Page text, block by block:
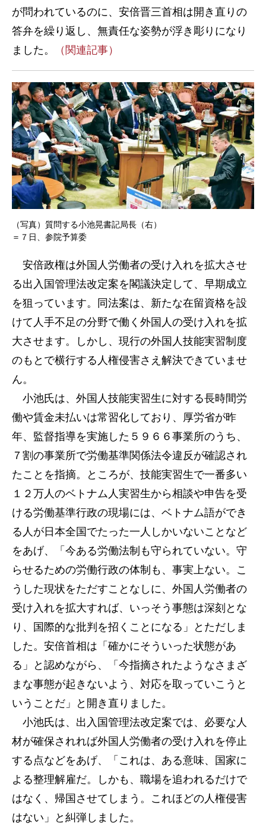
が問われているのに、安倍晋三首相は開き直りの
答弁を繰り返し、無責任な姿勢が浮き彫りになり
ました。
（関連記事）
（写真）質問する小池晃書記局長（右）
＝７日、参院予算委
安倍政権は外国人労働者の受け入れを拡大させ
る出入国管理法改定案を閣議決定して、早期成立
を狙っています。同法案は、新たな在留資格を設
けて人手不足の分野で働く外国人の受け入れを拡
大させます。しかし、現行の外国人技能実習制度
のもとで横行する人権侵害さえ解決できていませ
ん。
小池氏は、外国人技能実習生に対する長時間労
働や賃金未払いは常習化しており、厚労省が昨
年、監督指導を実施した５９６６事業所のうち、
７割の事業所で労働基準関係法令違反が確認され
たことを指摘。ところが、技能実習生で一番多い
１２万人のベトナム人実習生から相談や申告を受
ける労働基準行政の現場には、ベトナム語ができ
る人が日本全国でたった一人しかいないことなど
をあげ、「今ある労働法制も守られていない。守
らせるための労働行政の体制も、事実上ない。こ
うした現状をただすことなしに、外国人労働者の
受け入れを拡大すれば、いっそう事態は深刻とな
り、国際的な批判を招くことになる」とただしま
した。安倍首相は「確かにそういった状態があ
る」と認めながら、「今指摘されたようなさまざ
まな事態が起きないよう、対応を取っていこうと
いうことだ」と開き直りました。
小池氏は、出入国管理法改定案では、必要な人
材が確保されれば外国人労働者の受け入れを停止
する点などをあげ、「これは、ある意味、国家に
よる整理解雇だ。しかも、職場を追われるだけで
はなく、帰国させてしまう。これほどの人権侵害
はない」と糾弾しました。